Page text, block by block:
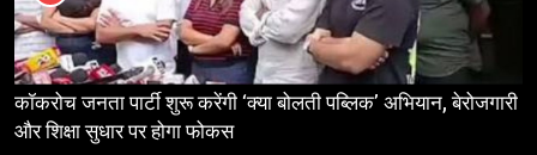
कॉकरोच जनता पार्टी शुरू करेंगी ‘क्या बोलती पब्लिक’ अभियान, बेरोजगारी
और शिक्षा सुधार पर होगा फोकस